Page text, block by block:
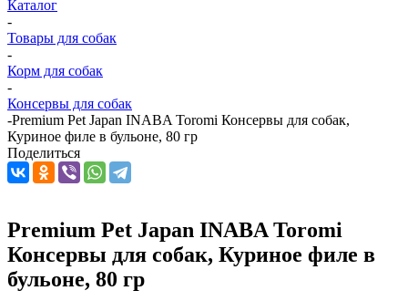
Каталог
-
Товары для собак
-
Корм для собак
-
Консервы для собак
-Premium Pet Japan INABA Toromi Консервы для собак,
Куриное филе в бульоне, 80 гр
Поделиться
Premium Pet Japan INABA Toromi
Консервы для собак, Куриное филе в
бульоне, 80 гр